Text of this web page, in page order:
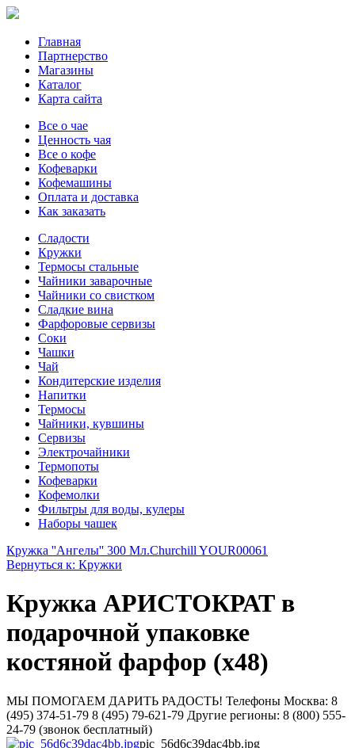
Главная
Партнерство
Магазины
Каталог
Карта сайта
Все о чае
Ценность чая
Все о кофе
Кофеварки
Кофемашины
Оплата и доставка
Как заказать
Сладости
Кружки
Термосы стальные
Чайники заварочные
Чайники со свистком
Сладкие вина
Фарфоровые сервизы
Соки
Чашки
Чай
Кондитерские изделия
Напитки
Термосы
Чайники, кувшины
Сервизы
Электрочайники
Термопоты
Кофеварки
Кофемолки
Фильтры для воды, кулеры
Наборы чашек
Кружка ''Ангелы'' 300 Мл.Churchill YOUR00061
Вернуться к: Кружки
Кружка АРИСТОКРАТ в
подарочной упаковке
костяной фарфор (х48)
МЫ ПОМОГАЕМ ДАРИТЬ РАДОСТЬ! Телефоны Москва: 8
(495) 374-51-79 8 (495) 79-621-79 Другие регионы: 8 (800) 555-
24-79 (звонок бесплатный)
pic_56d6c39dac4bb.jpg